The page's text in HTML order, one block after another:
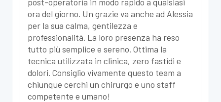
ora del giorno. Un grazie va anche ad Alessia
per la sua calma, gentilezza e
professionalità. La loro presenza ha reso
tutto più semplice e sereno. Ottima la
tecnica utilizzata in clinica, zero fastidi e
dolori. Consiglio vivamente questo team a
chiunque cerchi un chirurgo e uno staff
competente e umano!